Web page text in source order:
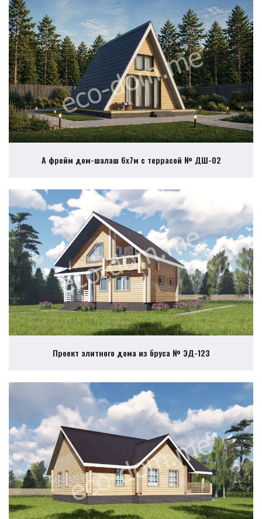
А фрейм дом-шалаш 6х7м с террасой № ДШ-02
Проект элитного дома из бруса № ЭД-123